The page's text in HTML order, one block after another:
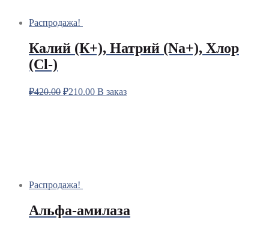
Распродажа!
Калий (К+), Натрий (Na+), Хлор
(Сl-)
₽420.00 ₽210.00 В заказ
Распродажа!
Альфа-амилаза